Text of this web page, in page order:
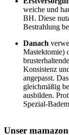
weiche und
BH. Diese
Bestrahlung
Danach
Mastektomie)
Konsistenz
angepasst.
gleichmäßig
ausbilden.
Spezial-
Unser